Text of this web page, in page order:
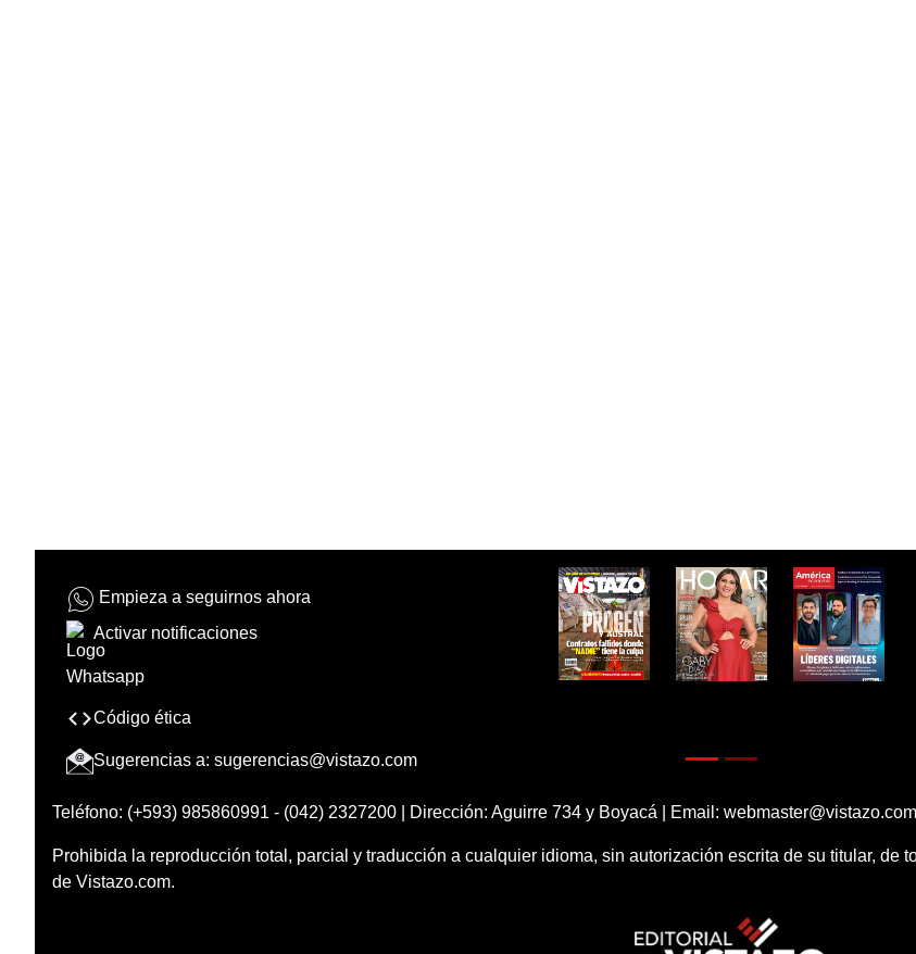
Empieza a seguirnos ahora
Activar notificaciones
Código ética
Sugerencias a: sugerencias@vistazo.com
Teléfono: (+593) 985860991 - (042) 2327200 | Dirección: Aguirre 734 y Boyacá | Email: webmaster@vistazo.com
Prohibida la reproducción total, parcial y traducción a cualquier idioma, sin autorización escrita de su titular, de
de Vistazo.com.